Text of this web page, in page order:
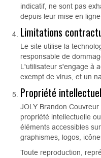
indicatif, ne sont pas
depuis leur mise en ligne.
Limitations
Le site utilise la
responsable de
L'utilisateur s'engage à
exempt de virus, et un
Propriété
JOLY Brandon
propriété intellectuelle
éléments accessibles
graphismes, logos,
Toute reproduction,